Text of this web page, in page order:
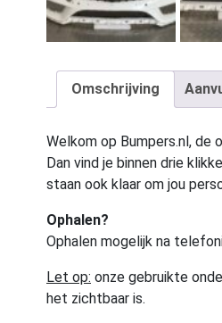
Omschrijving
Welkom op Bumpers.nl, de
Dan vind je binnen drie
staan ook klaar om jou
Ophalen?
Ophalen mogelijk na
Let op: onze gebruikte
het zichtbaar is.